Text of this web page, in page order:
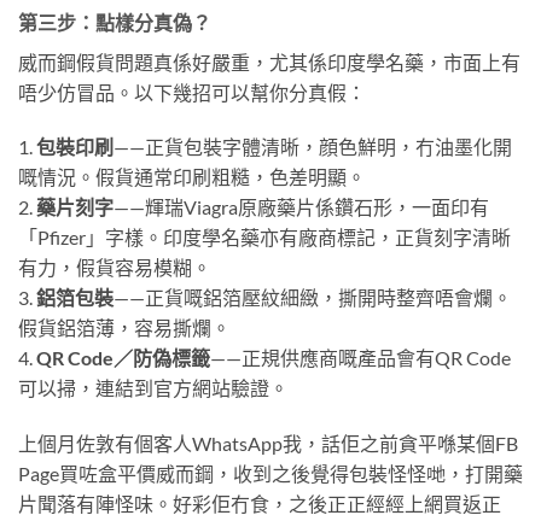
第三步：點樣分真偽？
威而鋼假貨問題真係好嚴重，尤其係印度學名藥，市面上有
唔少仿冒品。以下幾招可以幫你分真假：
1.包裝印刷 ——正貨包裝字體清晰，顔色鮮明，冇油墨化開
嘅情況。假貨通常印刷粗糙，色差明顯。
2. 藥片刻字——輝瑞Viagra原廠藥片係鑽石形，一面印有
「Pfizer」字樣。印度學名藥亦有廠商標記，正貨刻字清晰
有力，假貨容易模糊。
3.鋁箔包裝——正貨嘅鋁箔壓紋細緻，撕開時整齊唔會爛。
假貨鋁箔薄，容易撕爛。
4.QR Code／防偽標籤——正規供應商嘅產品會有QR Code
可以掃，連結到官方網站驗證。
上個月佐敦有個客人WhatsApp我，話佢之前貪平喺某個FB
Page買咗盒平價威而鋼，收到之後覺得包裝怪怪哋，打開藥
片聞落有陣怪味。好彩佢冇食，之後正正經經上網買返正